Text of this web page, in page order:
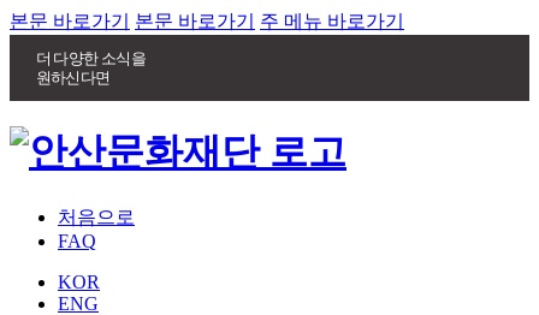
본문 바로가기 본문 바로가기 주 메뉴 바로가기
더 다양한 소식을
원하신다면
처음으로
FAQ
KOR
ENG